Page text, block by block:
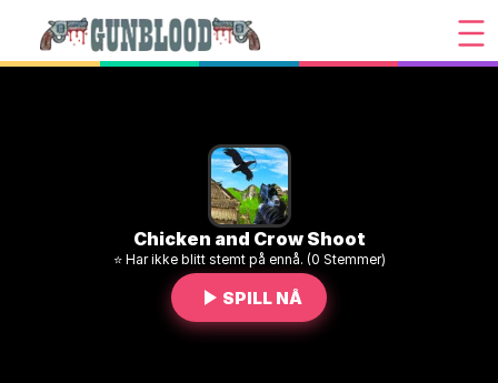
Chicken and Crow Shoot
⭐ Har ikke blitt stemt på ennå. (0 Stemmer)
SPILL NÅ